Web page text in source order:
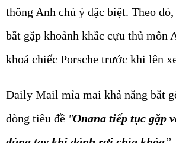
thông Anh chú ý đặc biệt. Theo
bắt gặp khoảnh khắc cựu thủ môn
khoá chiếc Porsche trước khi lên
Daily Mail mỉa mai khả năng bắt
dòng tiêu đề "Onana tiếp tục gặp